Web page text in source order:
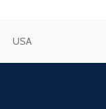
USA